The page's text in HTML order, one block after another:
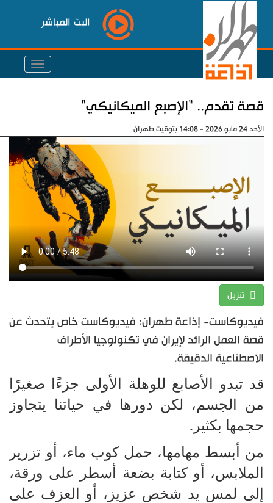
البث المباشر
قصة تقدم.. "الإصبع الميكانيكي"
الأحد 24 مايو 2026 - 14:08 بتوقيت طهران
تنزيل
فيديوكاست- إذاعة طهران: فيديوكاست خاص يتحدث عن
قصة العمل الرائد لإيران في تكنولوجيا الأطراف
الاصطناعية الدقيقة.
قد تبدو الأصابع للوهلة الأولى جزءًا صغيرًا
من الجسم، لكن دورها في حياتنا يتجاوز
حجمها بكثير.
من أبسط مهامها، حمل كوب ماء، أو تزرير
الملابس، أو كتابة بضعة أسطر على ورقة،
إلى لمس يد شخص عزيز، أو العزف على